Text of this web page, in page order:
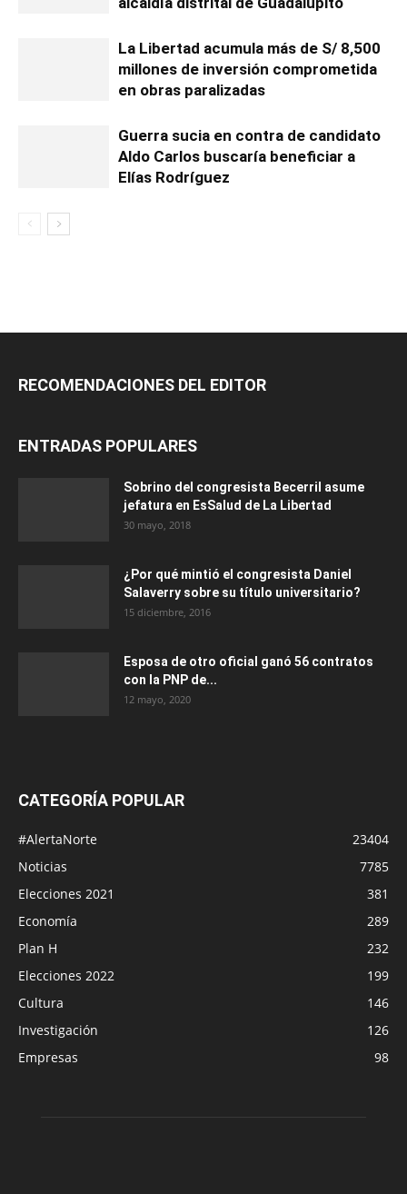
La Libertad acumula más de S/ 8,500
millones de inversión comprometida
en obras paralizadas
Guerra sucia en contra de candidato
Aldo Carlos buscaría beneficiar a
Elías Rodríguez
RECOMENDACIONES DEL EDITOR
ENTRADAS POPULARES
Sobrino del congresista Becerril asume
jefatura en EsSalud de La Libertad
30 mayo, 2018
¿Por qué mintió el congresista Daniel
Salaverry sobre su título universitario?
15 diciembre, 2016
Esposa de otro oficial ganó 56 contratos
con la PNP de...
12 mayo, 2020
CATEGORÍA POPULAR
#AlertaNorte
23404
Noticias
7785
Elecciones 2021
381
Economía
289
Plan H
232
Elecciones 2022
199
Cultura
146
Investigación
126
Empresas
98